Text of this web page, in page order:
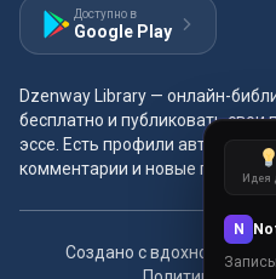
Доступно в
Google Play
Dzenway Library — онлайн-
бесплатно и публиковать свои
эссе. Есть профили авторов,
комментарии и новые главы
Создано с вдохновением
Идея
N